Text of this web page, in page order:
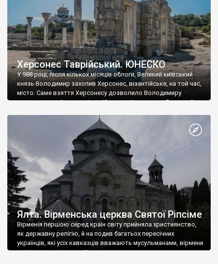
Херсонес Таврійський. ЮНЕСКО
У 988 році, після кількох місяців облоги, Великий київський
князь Володимир захопив Херсонес, візантійське, на той час,
місто. Саме взяття Херсонесу дозволило Володимиру
диктувати свої умови візантійському імператору Василю ІІ, та
Херсонесі Володимир-язичник, став Василем-християнином.
А потім було Хрещення Русі. На честь Херсонесу Таврійського
Ялта. Вірменська церква Святої Ріпсіме
Вірменія першою серед країн світу прийняла християнство,
як державну релігію, й на подив багатьох пересічних
українців, які усіх кавказців вважають мусульманами, вірмени
є відданими вірянами Христа